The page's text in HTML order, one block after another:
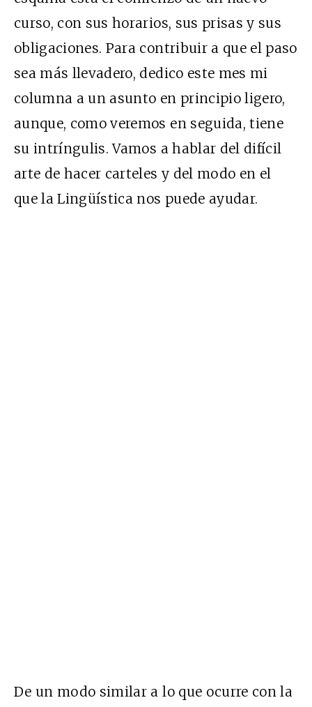
curso, con sus horarios, sus prisas y sus
obligaciones. Para contribuir a que el paso
sea más llevadero, dedico este mes mi
columna a un asunto en principio ligero,
aunque, como veremos en seguida, tiene
su intríngulis. Vamos a hablar del difícil
arte de hacer carteles y del modo en el
que la Lingüística nos puede ayudar.
De un modo similar a lo que ocurre con la